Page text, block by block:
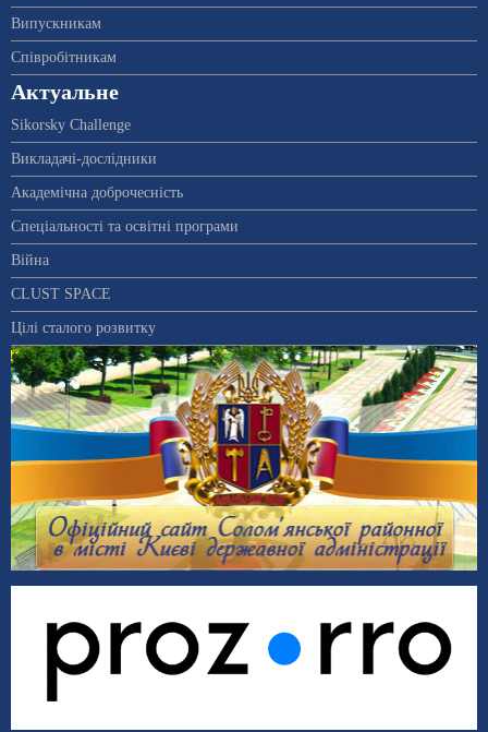
Випускникам
Співробітникам
Актуальне
Sikorsky Challenge
Викладачі-дослідники
Академічна доброчесність
Спеціальності та освітні програми
Війна
CLUST SPACE
Цілі сталого розвитку